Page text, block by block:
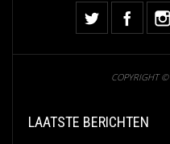
COPYRIGHT ©
LAATSTE BERICHTEN